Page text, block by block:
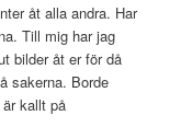
åt alla andra. Har
Till mig har jag
bilder åt er för då
sakerna. Borde
kallt på